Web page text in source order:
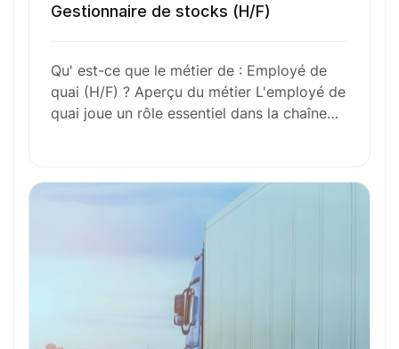
Fonctions Principales
Compétences Requises
Formation et Qualifications
Perspectives de carrière
Gestionnaire de stocks (H/F)
Qu' est-ce que le métier de : Employé de
quai (H/F) ? Aperçu du métier L'employé de
quai joue un rôle essentiel dans la chaîne…